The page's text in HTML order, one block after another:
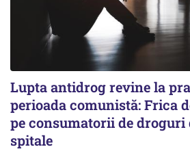
Lupta antidrog revine la
perioada comunistă: Frica
pe consumatorii de droguri
spitale